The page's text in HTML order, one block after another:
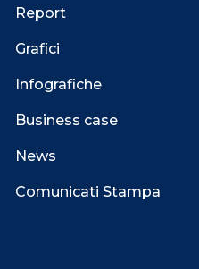
Report
Grafici
Infografiche
Business case
News
Comunicati Stampa